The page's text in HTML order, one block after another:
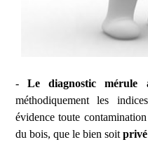
- Le diagnostic mérule
méthodiquement les
évidence toute
du bois, que le bien soit